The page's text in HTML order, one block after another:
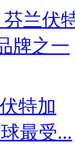
兰伏
牌之一
特加
最受...